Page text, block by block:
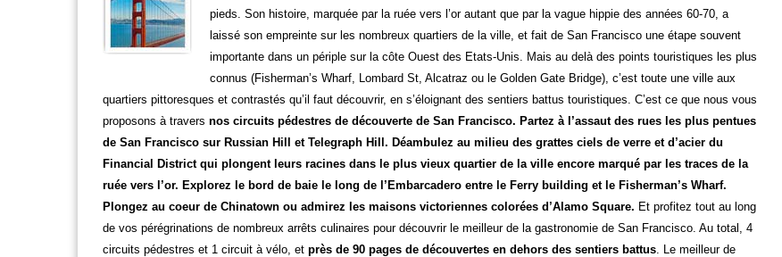
pieds. Son histoire, marquée par la ruée vers l’or autant que par la vague hippie des années 60-70, a
laissé son empreinte sur les nombreux quartiers de la ville, et fait de San Francisco une étape souvent
importante dans un périple sur la côte Ouest des Etats-Unis. Mais au delà des points touristiques les plus
connus (Fisherman’s Wharf, Lombard St, Alcatraz ou le Golden Gate Bridge), c’est toute une ville aux
quartiers pittoresques et contrastés qu’il faut découvrir, en s’éloignant des sentiers battus touristiques. C’est ce que nous vous
proposons à travers nos circuits pédestres de découverte de San Francisco. Partez à l’assaut des rues les plus pentues
de San Francisco sur Russian Hill et Telegraph Hill. Déambulez au milieu des grattes ciels de verre et d’acier du
Financial District qui plongent leurs racines dans le plus vieux quartier de la ville encore marqué par les traces de la
ruée vers l’or. Explorez le bord de baie le long de l’Embarcadero entre le Ferry building et le Fisherman’s Wharf.
Plongez au coeur de Chinatown ou admirez les maisons victoriennes colorées d’Alamo Square. Et profitez tout au long
de vos pérégrinations de nombreux arrêts culinaires pour découvrir le meilleur de la gastronomie de San Francisco. Au total, 4
circuits pédestres et 1 circuit à vélo, et près de 90 pages de découvertes en dehors des sentiers battus. Le meilleur de